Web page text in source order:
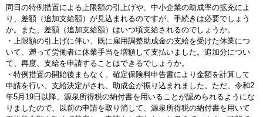
同日の特例措置による上限額の引上げや、中小企業の助成率の拡充によ
り、差額（追加支給額）が見込まれるのですが、手続きは必要でしょう
か。また、差額（追加支給額）はいつ頃支給されるのでしょうか。
・上限額の引上げに伴い、既に雇用調整助成金の支給を受けた休業につ
いて、遡って労働者に休業手当を増額して支払いました。追加分につい
て、再度、支給を申請することはできるでしょうか。
・特例措置の開始後まもなく、確定保険料申告書により金額を計算して
申請を行い、支給決定がされ、助成金が振り込まれました。ただ、令和2
年5月19日以降、源泉所得税の納付書を用いることが認められるようにな
りましたので、以前の申請を取り消して、源泉所得税の納付書を用いて